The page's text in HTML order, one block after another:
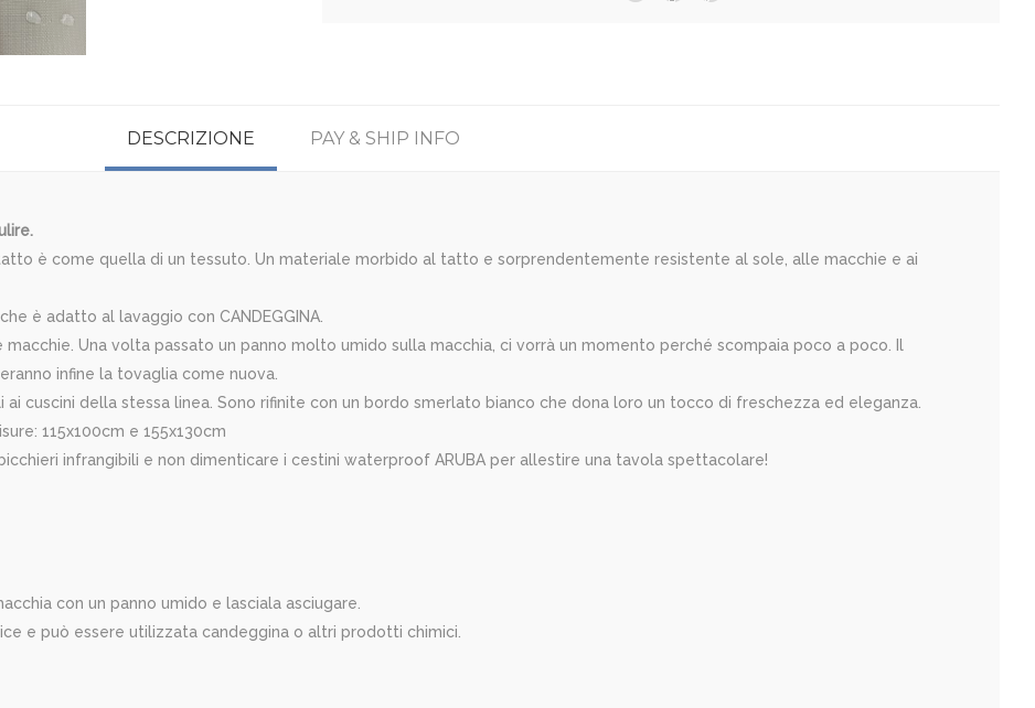
DESCRIZIONE PAY & SHIP INFO
è come quella di un tessuto. Un materiale morbido al tatto e sorprendentemente resistente al sole, alle macchie e ai
è adatto al lavaggio con CANDEGGINA.
Una volta passato un panno molto umido sulla macchia, ci vorrà un momento perché scompaia poco a poco. Il
infine la tovaglia come nuova.
ai cuscini della stessa linea. Sono rifinite con un bordo smerlato bianco che dona loro un tocco di freschezza ed eleganza.
115x100cm e 155x130cm
infrangibili e non dimenticare i cestini waterproof ARUBA per allestire una tavola spettacolare!
con un panno umido e lasciala asciugare.
e può essere utilizzata candeggina o altri prodotti chimici.